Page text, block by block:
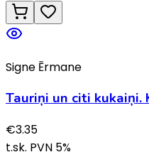
Signe Ērmane
Tauriņi un citi kukaiņi.
€3.35
t.sk. PVN 5%